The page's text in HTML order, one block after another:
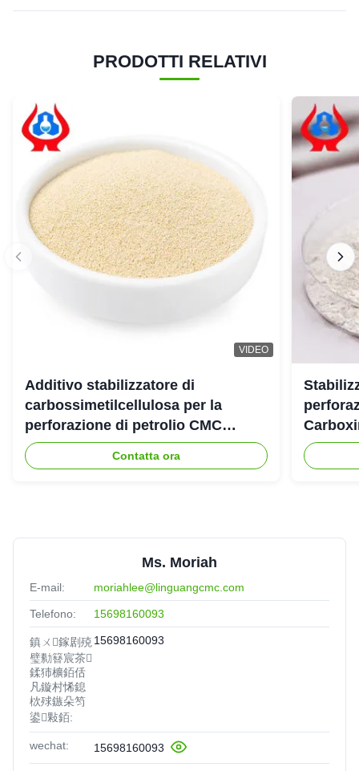
PRODOTTI RELATIVI
VIDEO
Additivo stabilizzatore di
carbossimetilcellulosa per la
perforazione di petrolio CMC
industriale
Contatta ora
Ms. Moriah
E-mail: moriahlee@linguangcmc.com
Telefono: 15698160093
鎮ㄨ鎵剧殑
璧勬簮宸茶
鍒犻櫎銆佸
凡鏇村悕鎴
栨殏鏃朵笉
鍙敤銆:
15698160093
wechat: 15698160093